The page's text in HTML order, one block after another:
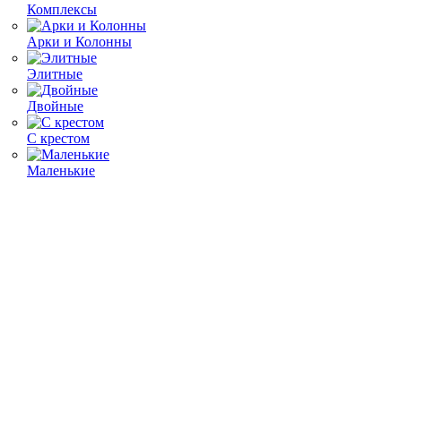
Комплексы
Арки и Колонны
Элитные
Двойные
С крестом
Маленькие